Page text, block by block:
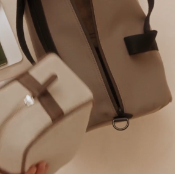
DESCUENTO*
primer pedido al
nuestro boletín de noticias